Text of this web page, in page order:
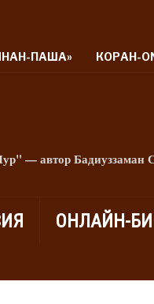
ПАША» КОРАН-
— автор Бадиуззаман
ОНЛАЙН-